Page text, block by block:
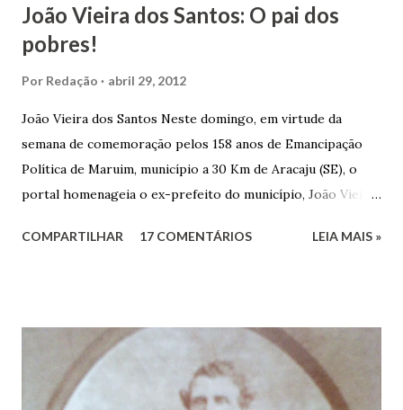
João Vieira dos Santos: O pai dos
pobres!
Por Redação abril 29, 2012
João Vieira dos Santos Neste domingo, em virtude da
semana de comemoração pelos 158 anos de Emancipação
Política de Maruim, município a 30 Km de Aracaju (SE), o
portal homenageia o ex-prefeito do município, João Vieira
Vieira dos Santos e Arlinda Barroso dos Santos, nasceu em
infância pobre, João Vieira não pôde se dedicar aos
estudos, e então passou a colocar o trabalho em primeiro
plano para auxiliar na renda familiar. No comércio foi
COMPARTILHAR 17 COMENTÁRIOS LEIA MAIS »